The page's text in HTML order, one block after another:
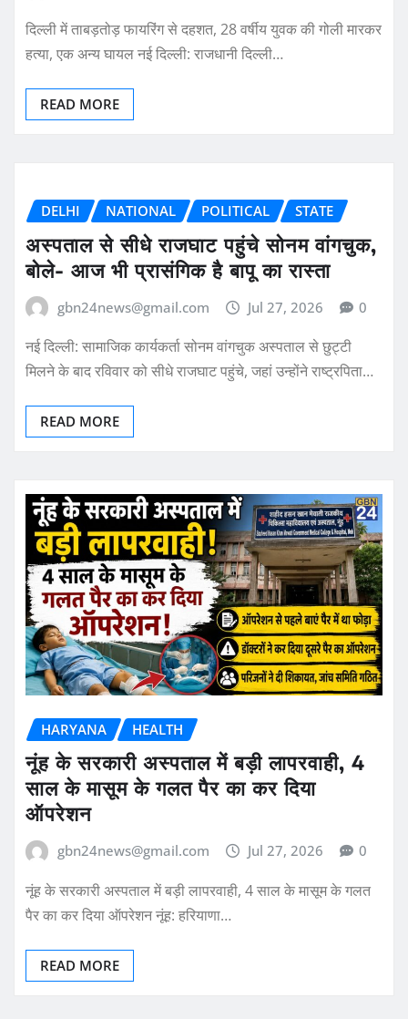
दिल्ली में ताबड़तोड़ फायरिंग से दहशत, 28 वर्षीय युवक की गोली मारकर
हत्या, एक अन्य घायल नई दिल्ली: राजधानी दिल्ली…
READ MORE
DELHI NATIONAL POLITICAL STATE
अस्पताल से सीधे राजघाट पहुंचे सोनम वांगचुक,
बोले- आज भी प्रासंगिक है बापू का रास्ता
gbn24news@gmail.com Jul 27, 2026 0
नई दिल्ली: सामाजिक कार्यकर्ता सोनम वांगचुक अस्पताल से छुट्टी
मिलने के बाद रविवार को सीधे राजघाट पहुंचे, जहां उन्होंने राष्ट्रपिता…
READ MORE
HARYANA HEALTH
नूंह के सरकारी अस्पताल में बड़ी लापरवाही, 4
साल के मासूम के गलत पैर का कर दिया
ऑपरेशन
gbn24news@gmail.com Jul 27, 2026 0
नूंह के सरकारी अस्पताल में बड़ी लापरवाही, 4 साल के मासूम के गलत
पैर का कर दिया ऑपरेशन नूंह: हरियाणा…
READ MORE